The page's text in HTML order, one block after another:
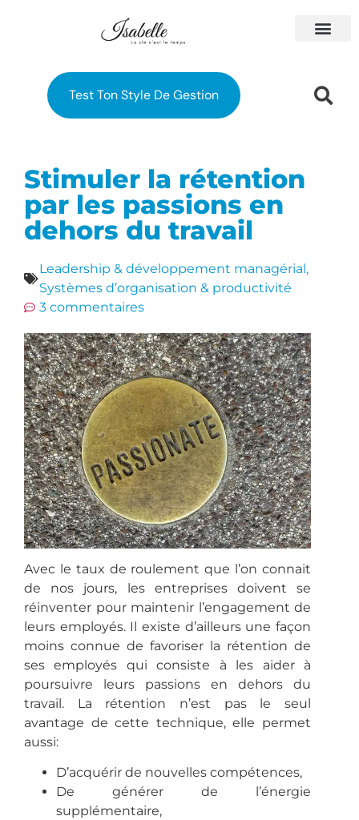
Test Ton Style De Gestion
Stimuler la rétention
par les passions en
dehors du travail
Leadership & développement managérial,
Systèmes d’organisation & productivité
3 commentaires
Avec le taux de roulement que l’on connait
de nos jours, les entreprises doivent se
réinventer pour maintenir l’engagement de
leurs employés. Il existe d’ailleurs une façon
moins connue de favoriser la rétention de
ses employés qui consiste à les aider à
poursuivre leurs passions en dehors du
travail. La rétention n’est pas le seul
avantage de cette technique, elle permet
aussi:
D’acquérir de nouvelles compétences,
De générer de l’énergie
supplémentaire,